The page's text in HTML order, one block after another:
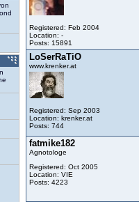
Registered: Feb 2004
Location: -
Posts: 15891
LoSerRaTiO
www.krenker.at
Registered: Sep 2003
Location: krenker.at
Posts: 744
fatmike182
Agnotologe
Registered: Oct 2005
Location: VIE
Posts: 4223